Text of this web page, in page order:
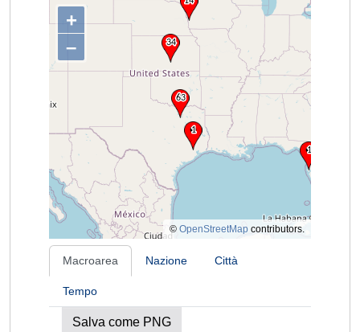
+
–
© OpenStreetMap contributors.
Macroarea Nazione Città
Tempo
Salva come PNG